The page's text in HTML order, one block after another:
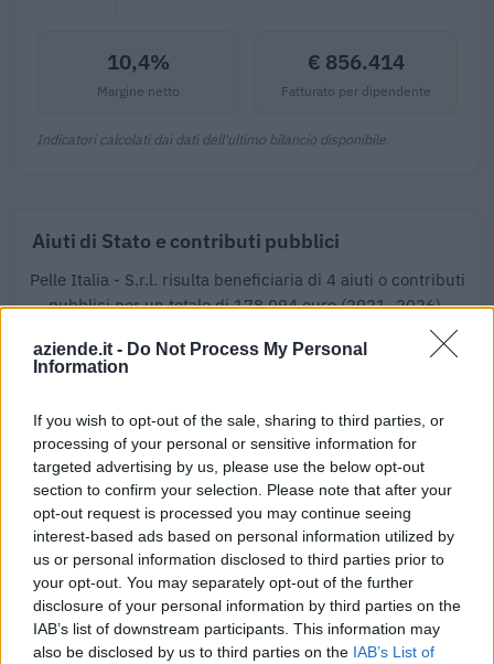
aziende.it - Do Not Process My Personal
Information
If you wish to opt-out of the sale, sharing to third parties, or
processing of your personal or sensitive information for
targeted advertising by us, please use the below opt-out
section to confirm your selection. Please note that after your
opt-out request is processed you may continue seeing
interest-based ads based on personal information utilized by
us or personal information disclosed to third parties prior to
your opt-out. You may separately opt-out of the further
disclosure of your personal information by third parties on the
IAB’s list of downstream participants. This information may
also be disclosed by us to third parties on the IAB’s List of
10,4%
Margine netto
€ 856.414
Fatturato per dipendente
Indicatori calcolati dai dati dell'ultimo bilancio disponibile.
Aiuti di Stato e contributi pubblici
Pelle Italia - S.r.l. risulta beneficiaria di 4 aiuti o contributi
pubblici per un totale di 178.094 euro (2021–2026).
2026-06-12
Fondo di garanzia per le piccole e medie imprese
160.000 euro
2024-03-12
Contributo a fondo perduto "perequativo"
[decisione su SA.100155 e modifiche (estensione
temporale al 30.6.22) ai sensi
agenzia delle entrate
9.021 euro
2023-03-30
esenzioni fiscali e crediti d'imposta adottati a